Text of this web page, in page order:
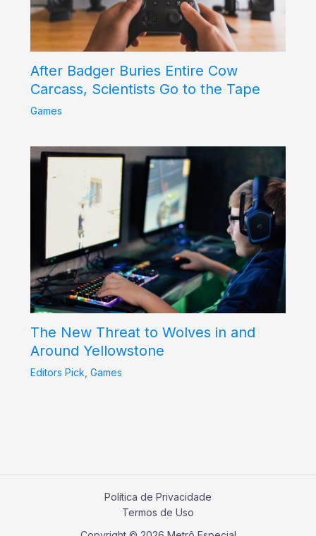
After Badger Buries Entire Cow
Carcass, Scientists Go to the Tape
Games
The New Threat to Wolves in and
Around Yellowstone
Editors Pick Games
Política de Privacidade
Termos de Uso